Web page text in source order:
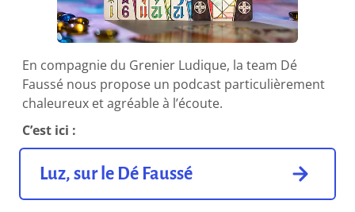
En compagnie du Grenier Ludique, la team Dé
Faussé nous propose un podcast particulièrement
chaleureux et agréable à l’écoute.
C’est ici :
Luz, sur le Dé Faussé